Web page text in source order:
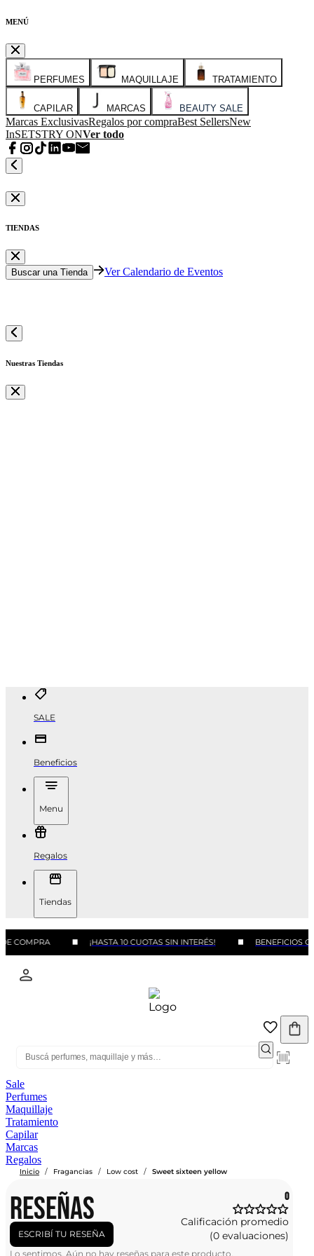
MENÚ
PERFUMES MAQUILLAJE TRATAMIENTO
CAPILAR MARCAS BEAUTY SALE
Marcas ExclusivasRegalos por compraBest SellersNew
InSETSTRY ONVer todo
TIENDAS
Buscar una Tienda Ver Calendario de Eventos
Nuestras Tiendas
SALE
Beneficios
Menu
Regalos
Tiendas
COMPRA ¡HASTA 10 CUOTAS SIN INTERÉS! BENEFICIOS
Sale
Perfumes
Maquillaje
Tratamiento
Capilar
Marcas
Regalos
Inicio / Fragancias / Low cost / Sweet sixteen yellow
RESEÑAS
ESCRIBÍ TU RESEÑA
0
Calificación promedio
(0 evaluaciones)
Lo sentimos. Aún no hay reseñas para este producto.